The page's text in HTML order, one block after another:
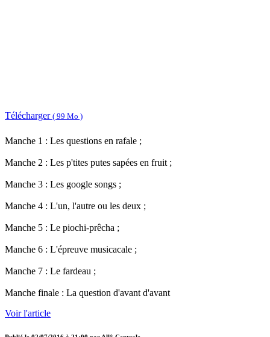
Télécharger ( 99 Mo )
Manche 1 : Les questions en rafale ;
Manche 2 : Les p'tites putes sapées en fruit ;
Manche 3 : Les google songs ;
Manche 4 : L'un, l'autre ou les deux ;
Manche 5 : Le piochi-prêcha ;
Manche 6 : L'épreuve musicacale ;
Manche 7 : Le fardeau ;
Manche finale : La question d'avant d'avant
Voir l'article